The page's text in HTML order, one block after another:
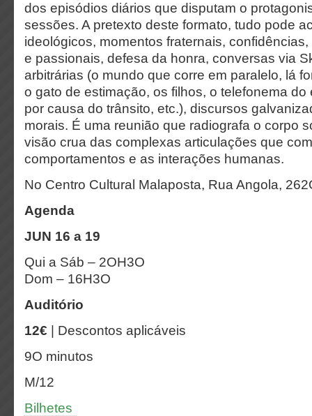
dos episódios diários que disputam o
sessões. A pretexto deste formato, tudo pode
ideológicos, momentos fraternais,
e passionais, defesa da honra, conversas via
arbitrárias (o mundo que corre em paralelo, lá
o gato de estimação, os filhos, o telefonema do
por causa do trânsito, etc.), discursos
morais. É uma reunião que radiografa o corpo
visão crua das complexas articulações que
comportamentos e as interações humanas.
No Centro Cultural Malaposta, Rua Angola,
Agenda
JUN 16 a 19
Qui a Sáb – 2OH3O
Dom – 16H3O
Auditório
12€ | Descontos aplicáveis
9O minutos
M/12
Bilhetes